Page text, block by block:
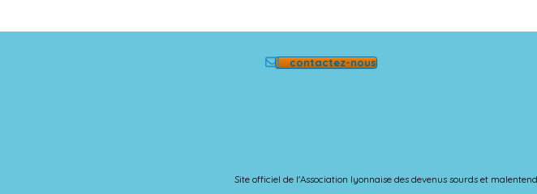
contactez-nous
Site officiel de l'Association lyonnaise des devenus sourds et